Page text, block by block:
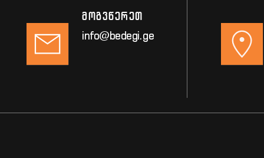
მოგვწერეთ
info@bedegi.ge